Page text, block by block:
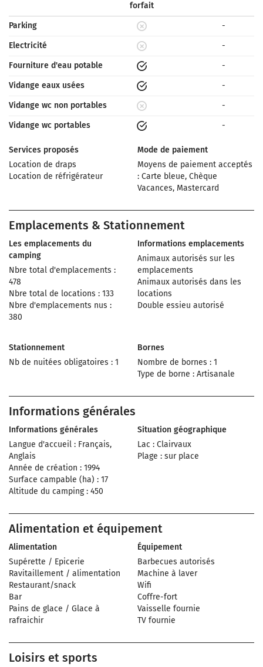
forfait
Parking
-
Electricité
-
Fourniture d'eau potable
-
Vidange eaux usées
-
Vidange wc non portables
-
Vidange wc portables
-
Services proposés
Location de draps
Location de réfrigérateur
Mode de paiement
Moyens de paiement acceptés
: Carte bleue, Chèque
Vacances, Mastercard
Emplacements & Stationnement
Les emplacements du
camping
Nbre total d'emplacements :
478
Nbre total de locations : 133
Nbre d'emplacements nus :
380
Informations emplacements
Animaux autorisés sur les
emplacements
Animaux autorisés dans les
locations
Double essieu autorisé
Stationnement
Nb de nuitées obligatoires : 1
Bornes
Nombre de bornes : 1
Type de borne : Artisanale
Informations générales
Informations générales
Langue d'accueil : Français,
Anglais
Année de création : 1994
Surface campable (ha) : 17
Altitude du camping : 450
Situation géographique
Lac : Clairvaux
Plage : sur place
Alimentation et équipement
Alimentation
Supérette / Epicerie
Ravitaillement / alimentation
Restaurant/snack
Bar
Pains de glace / Glace à
rafraichir
Équipement
Barbecues autorisés
Machine à laver
Wifi
Coffre-fort
Vaisselle fournie
TV fournie
Loisirs et sports